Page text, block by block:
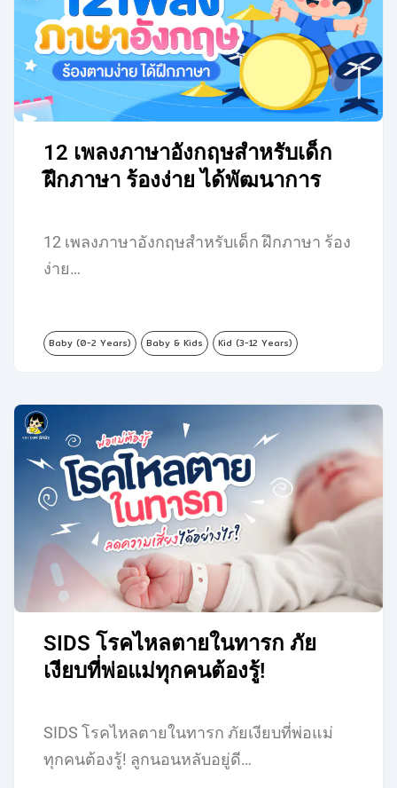
12 เพลงภาษาอังกฤษสำหรับเด็ก
ฝึกภาษา ร้องง่าย ได้พัฒนาการ
12 เพลงภาษาอังกฤษสำหรับเด็ก ฝึกภาษา ร้อง
ง่าย…
Baby (0-2 Years) Baby & Kids Kid (3-12 Years)
SIDS โรคไหลตายในทารก ภัย
เงียบที่พ่อแม่ทุกคนต้องรู้!
SIDS โรคไหลตายในทารก ภัยเงียบที่พ่อแม่
ทุกคนต้องรู้! ลูกนอนหลับอยู่ดี…